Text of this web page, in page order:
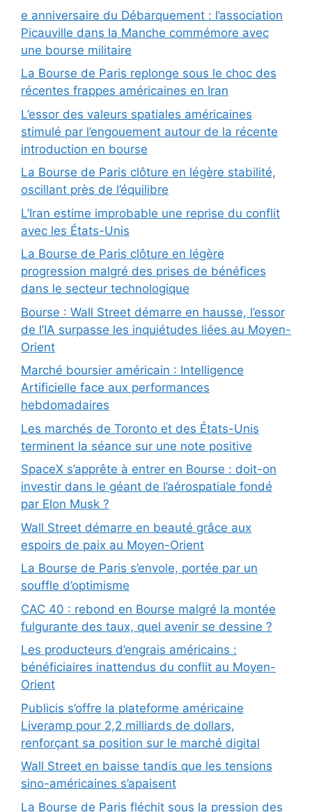
e anniversaire du Débarquement : l’association
Picauville dans la Manche commémore avec
une bourse militaire
La Bourse de Paris replonge sous le choc des
récentes frappes américaines en Iran
L’essor des valeurs spatiales américaines
stimulé par l’engouement autour de la récente
introduction en bourse
La Bourse de Paris clôture en légère stabilité,
oscillant près de l’équilibre
L’Iran estime improbable une reprise du conflit
avec les États-Unis
La Bourse de Paris clôture en légère
progression malgré des prises de bénéfices
dans le secteur technologique
Bourse : Wall Street démarre en hausse, l’essor
de l’IA surpasse les inquiétudes liées au Moyen-
Orient
Marché boursier américain : Intelligence
Artificielle face aux performances
hebdomadaires
Les marchés de Toronto et des États-Unis
terminent la séance sur une note positive
SpaceX s’apprête à entrer en Bourse : doit-on
investir dans le géant de l’aérospatiale fondé
par Elon Musk ?
Wall Street démarre en beauté grâce aux
espoirs de paix au Moyen-Orient
La Bourse de Paris s’envole, portée par un
souffle d’optimisme
CAC 40 : rebond en Bourse malgré la montée
fulgurante des taux, quel avenir se dessine ?
Les producteurs d’engrais américains :
bénéficiaires inattendus du conflit au Moyen-
Orient
Publicis s’offre la plateforme américaine
Liveramp pour 2,2 milliards de dollars,
renforçant sa position sur le marché digital
Wall Street en baisse tandis que les tensions
sino-américaines s’apaisent
La Bourse de Paris fléchit sous la pression des